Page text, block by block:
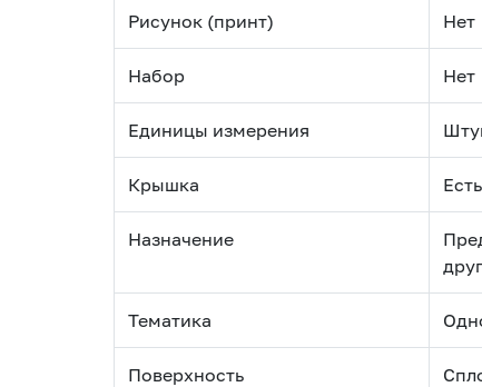
Рисунок (принт) Нет
Набор Нет
Единицы измерения
Крышка Есть
Назначение
Тематика
Поверхность